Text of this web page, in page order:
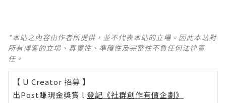
*本站之內容由作者所提供，並不代表本站的立場。因此本站對
所有博客的立場、真實性、準確性及完整性不負任何法律責
任。
【 U Creator 招募 】
出Post賺現金獎賞 l 登記《社群創作有價企劃》